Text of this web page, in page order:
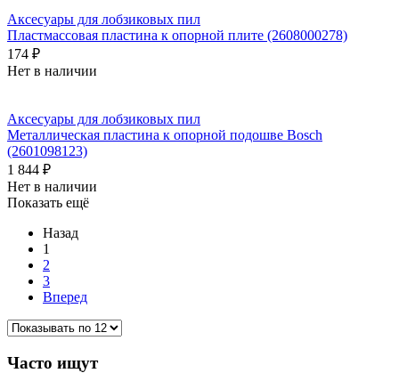
Аксесуары для лобзиковых пил
Пластмассовая пластина к опорной плите (2608000278)
174 ₽
Нет в наличии
Аксесуары для лобзиковых пил
Металлическая пластина к опорной подошве Bosch
(2601098123)
1 844 ₽
Нет в наличии
Показать ещё
Назад
1
2
3
Вперед
Часто ищут